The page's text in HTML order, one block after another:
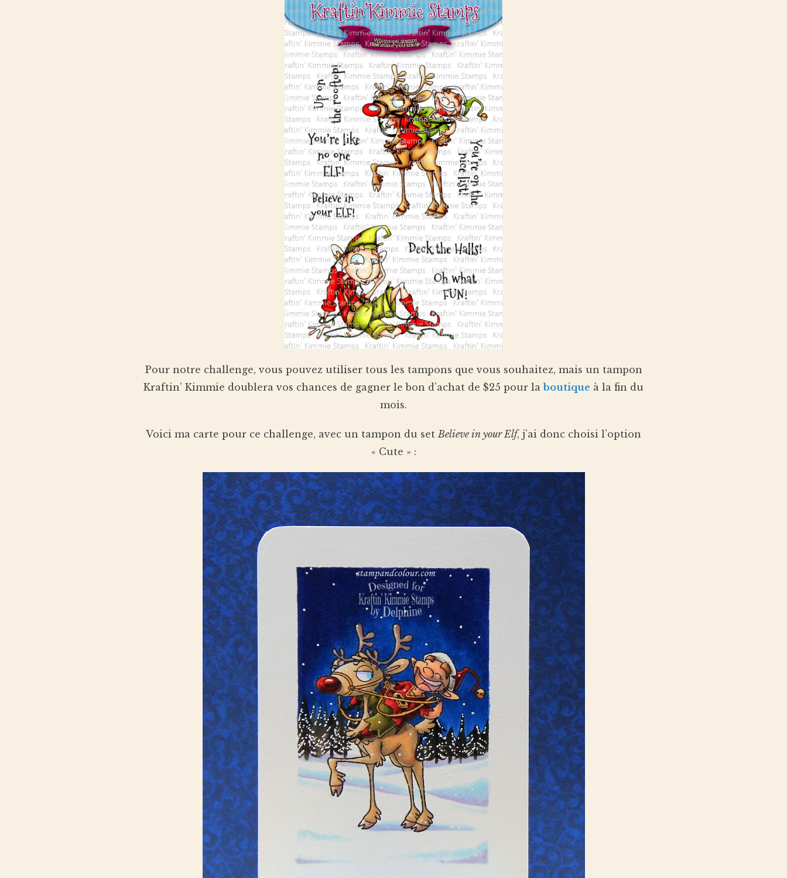
Pour notre challenge, vous pouvez utiliser tous les tampons que vous souhaitez, mais un tampon
Kraftin’ Kimmie doublera vos chances de gagner le bon d’achat de $25 pour laboutique à la fin du
mois.
Voici ma carte pour ce challenge, avec un tampon du setBelieve in your Elf, j’ai donc choisi l’option
« Cute » :